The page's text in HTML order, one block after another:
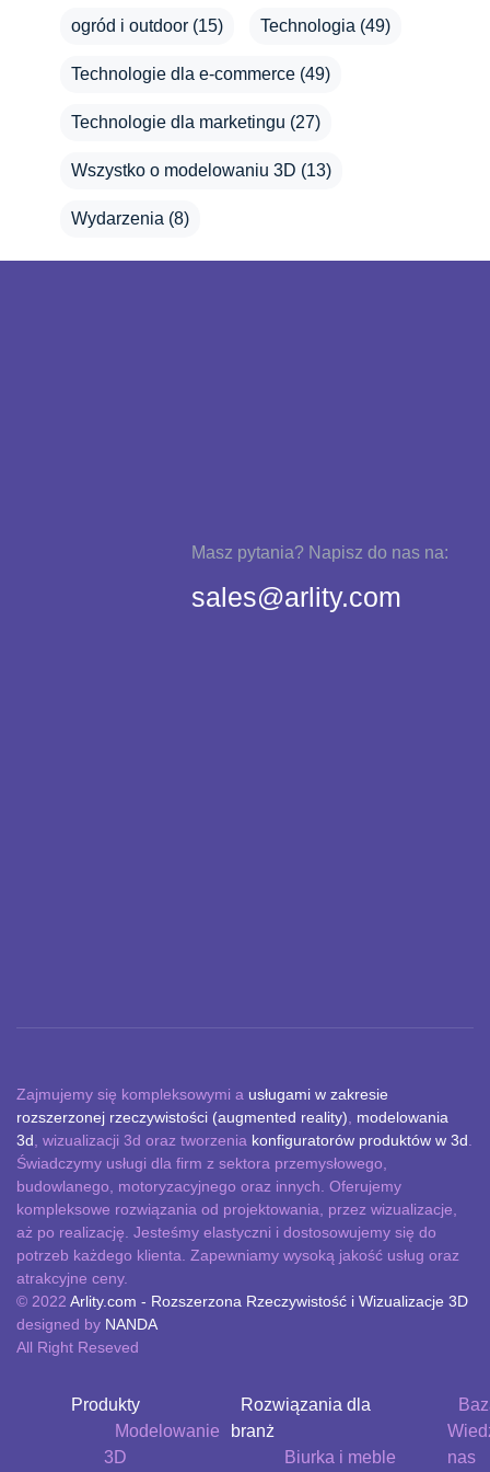
ogród i outdoor (15) Technologia (49)
Technologie dla e-commerce (49)
Technologie dla marketingu (27)
Wszystko o modelowaniu 3D (13)
Wydarzenia (8)
Masz pytania? Napisz do nas na:
sales@arlity.com
Zajmujemy się kompleksowymi a usługami w zakresie
rozszerzonej rzeczywistości (augmented reality)
modelowania
3d , wizualizacji 3d oraz tworzenia konfiguratorów produktów w 3d
Świadczymy usługi dla firm z sektora przemysłowego,
budowlanego, motoryzacyjnego oraz innych. Oferujemy
kompleksowe rozwiązania od projektowania, przez wizualizacje,
aż po realizację. Jesteśmy elastyczni i dostosowujemy się do
potrzeb każdego klienta. Zapewniamy wysoką jakość usług oraz
atrakcyjne ceny.
© 2022 Arlity.com - Rozszerzona Rzeczywistość i Wizualizacje 3D
designed by NANDA
All Right Reseved
Produkty
Modelowanie
3D
Rozwiązania dla
branż
Biurka i meble
nas